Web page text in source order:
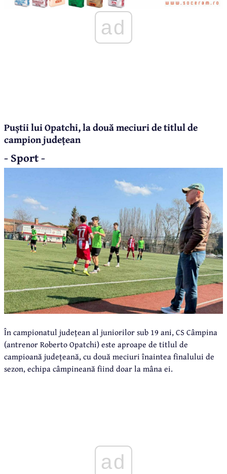
ad
Puștii lui Opatchi, la două meciuri de titlul de
campion județean
- Sport -
În campionatul județean al juniorilor sub 19 ani, CS Câmpina
(antrenor Roberto Opatchi) este aproape de titlul de
campioană județeană, cu două meciuri înaintea finalului de
sezon, echipa câmpineană fiind doar la mâna ei.
ad